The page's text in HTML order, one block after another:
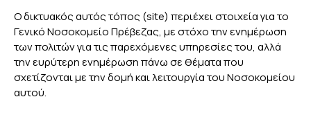
Ο δικτυακός αυτός τόπος (site) περιέχει στοιχεία για το
Γενικό Νοσοκομείο Πρέβεζας, με στόχο την ενημέρωση
των πολιτών για τις παρεχόμενες υπηρεσίες του, αλλά
την ευρύτερη ενημέρωση πάνω σε θέματα που
σχετίζονται με την δομή και λειτουργία του Νοσοκομείου
αυτού.